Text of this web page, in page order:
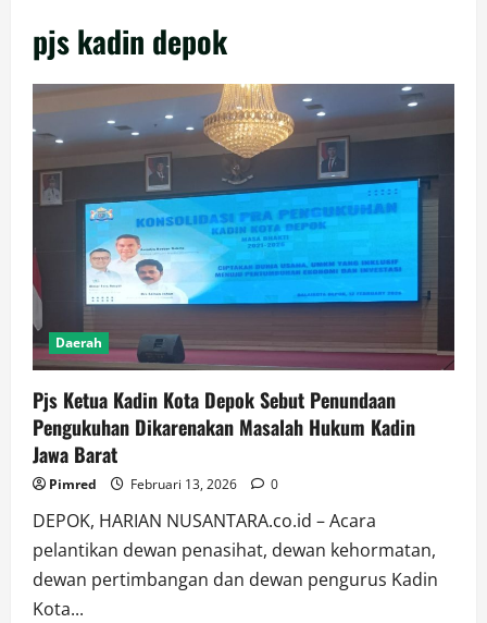
pjs kadin depok
Daerah
Pjs Ketua Kadin Kota Depok Sebut Penundaan
Pengukuhan Dikarenakan Masalah Hukum Kadin
Jawa Barat
Pimred Februari 13, 2026 0
DEPOK, HARIAN NUSANTARA.co.id – Acara
pelantikan dewan penasihat, dewan kehormatan,
dewan pertimbangan dan dewan pengurus Kadin
Kota...